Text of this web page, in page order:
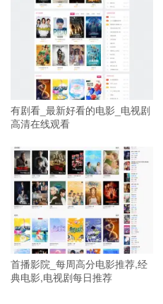
有剧看_最新好看的电影_电视剧
高清在线观看
首播影院_每周高分电影推荐,经
典电影,电视剧每日推荐